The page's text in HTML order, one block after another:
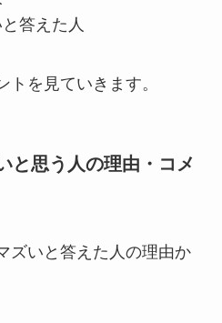
答えた人
を見ていきます。
と思う人の理由・コメ
ズいと答えた人の理由か